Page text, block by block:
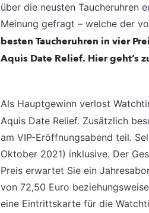
über die neusten Taucheruhren
Meinung gefragt – welche der
besten Taucheruhren in vier
Aquis Date Relief. Hier geht’s
Als Hauptgewinn verlost
Aquis Date Relief. Zusätzlich
am VIP-Eröffnungsabend teil.
Oktober 2021) inklusive. Der
Preis erwartet Sie ein
von 72,50 Euro
eine Eintrittskarte für die